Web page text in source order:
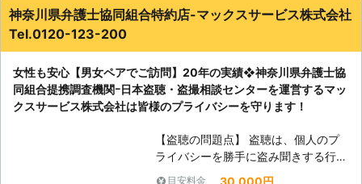
ペース作りに徹底して作業を進めてま
いります。 盗聴・盗撮の調査だけで
レスを解消いたします。お悩みの方、
一度ご連絡ください。また、調査料金
以外で掛かることは一切ありません。
おります。どうぞ、安心して「盗聴バ
スターズ」までご連絡ください。スタ
ッフ一同、心よりお待ちしておりま
が言うにはコンセントの中は結構定番の盗聴器が隠れている場
所らしいです。
神奈川県弁護士協同組合特約店-マックスサービス株式会社
Tel.0120-123-200
女性も安心【男女ペアでご訪問】20年の実績❖神奈川県弁護士協
同組合提携調査機関ｰ日本盗聴・盗撮相談センターを運営するマッ
クスサービス株式会社は皆様のプライバシーを守ります！
【盗聴の問題点】 盗聴は、個人のプ
ライバシーを勝手に盗み聞きする行為
です。その人が何時から何時頃まで起
目安料金 30,000円